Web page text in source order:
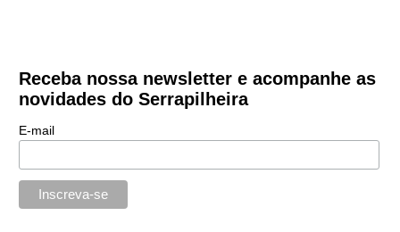
Receba nossa newsletter e acompanhe as
novidades do Serrapilheira
E-mail